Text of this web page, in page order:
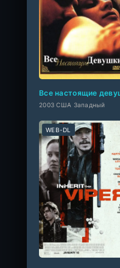
2003 США Западный
WEB-DL